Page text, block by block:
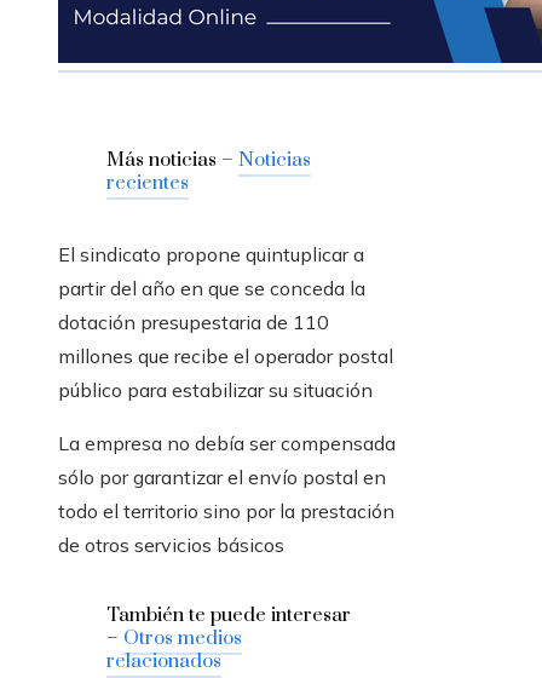
Más noticias – Noticias
recientes
El sindicato propone quintuplicar a
partir del año en que se conceda la
dotación presupestaria de 110
millones que recibe el operador postal
público para estabilizar su situación
La empresa no debía ser compensada
sólo por garantizar el envío postal en
todo el territorio sino por la prestación
de otros servicios básicos
También te puede interesar
– Otros medios
relacionados